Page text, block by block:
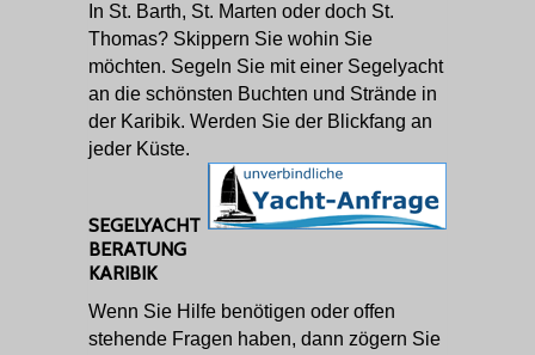
MARINAS
In St. Barth, St. Marten oder doch St.
Thomas? Skippern Sie wohin Sie
möchten. Segeln Sie mit einer Segelyacht
an die schönsten Buchten und Strände in
der Karibik. Werden Sie der Blickfang an
jeder Küste.
SEGELYACHT
BERATUNG
KARIBIK
Wenn Sie Hilfe benötigen oder offen
stehende Fragen haben, dann zögern Sie